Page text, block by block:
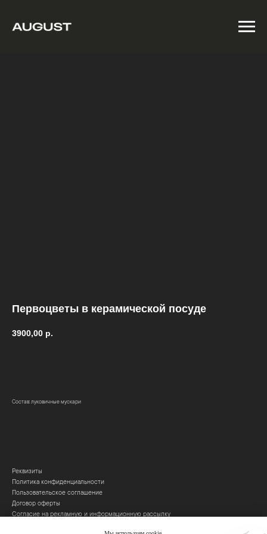
Первоцветы в керамической посуде
3900,00 р.
Состав: луковичные мускари
Реквизиты
Политика конфиденциальности
Пользовательское соглашение
Договор оферты
Согласие на рекламную и информационную рассылку